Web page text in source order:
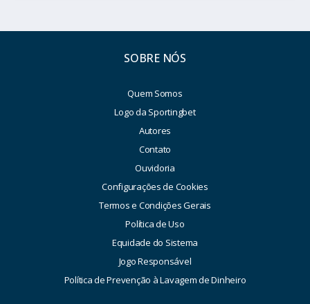
SOBRE NÓS
Quem Somos
Logo da Sportingbet
Autores
Contato
Ouvidoria
Configurações de Cookies
Termos e Condições Gerais
Política de Uso
Equidade do Sistema
Jogo Responsável
Política de Prevenção à Lavagem de Dinheiro